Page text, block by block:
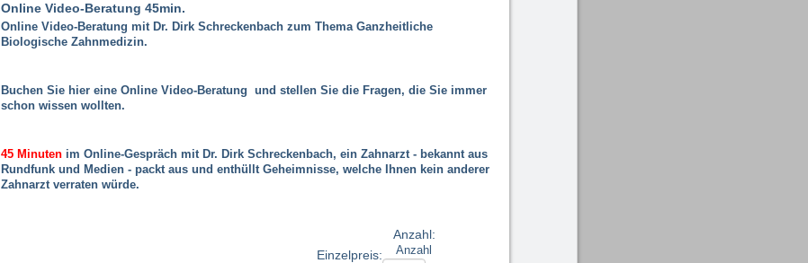
Online Video-Beratung 45min.
Online Video-Beratung mit Dr. Dirk Schreckenbach zum Thema Ganzheitliche
Biologische Zahnmedizin.
Buchen Sie hier eine Online Video-Beratung und stellen Sie die Fragen, die Sie immer
schon wissen wollten.
45 Minuten im Online-Gespräch mit Dr. Dirk Schreckenbach, ein Zahnarzt - bekannt aus
Rundfunk und Medien - packt aus und enthüllt Geheimnisse, welche Ihnen kein anderer
Zahnarzt verraten würde.
Einzelpreis:
Anzahl:
Anzahl